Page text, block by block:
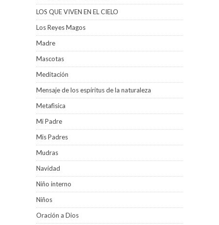
LOS QUE VIVEN EN EL CIELO
Los Reyes Magos
Madre
Mascotas
Meditacíón
Mensaje de los espíritus de la naturaleza
Metafìsica
Mi Padre
Mis Padres
Mudras
Navidad
Niño interno
Niños
Oración a Dios